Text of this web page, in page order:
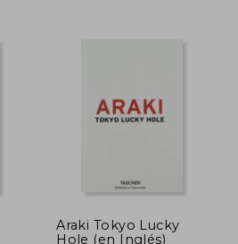
Araki Tokyo Lucky
Hole (en Inglés)